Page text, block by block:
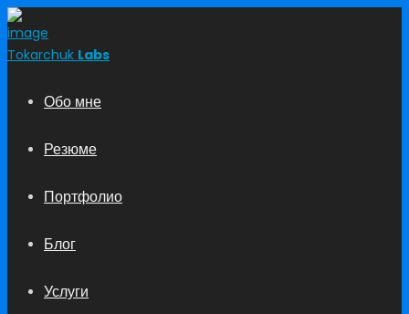
Tokarchuk Labs
Обо мне
Резюме
Портфолио
Блог
Услуги